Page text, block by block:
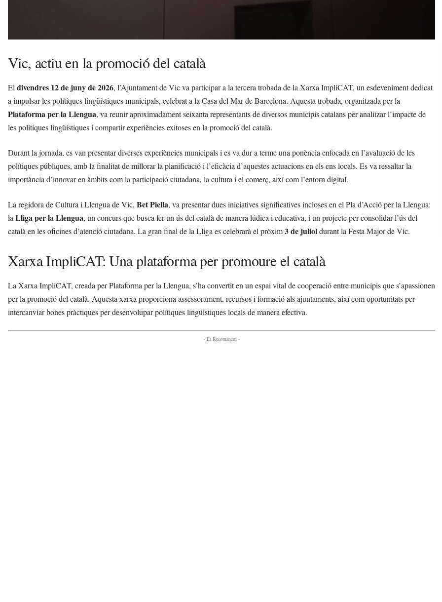
Vic, actiu en la promoció del català
El divendres 12 de juny de 2026, l’Ajuntament de Vic va participar a la tercera trobada de la Xarxa ImpliCAT, un esdeveniment dedicat
a impulsar les polítiques lingüístiques municipals, celebrat a la Casa del Mar de Barcelona. Aquesta trobada, organitzada per la
Plataforma per la Llengua, va reunir aproximadament seixanta representants de diversos municipis catalans per analitzar l’impacte de
les polítiques lingüístiques i compartir experiències exitoses en la promoció del català.
Durant la jornada, es van presentar diverses experiències municipals i es va dur a terme una ponència enfocada en l’avaluació de les
polítiques públiques, amb la finalitat de millorar la planificació i l’eficàcia d’aquestes actuacions en els ens locals. Es va ressaltar la
importància d’innovar en àmbits com la participació ciutadana, la cultura i el comerç, així com l’entorn digital.
La regidora de Cultura i Llengua de Vic, Bet Piella, va presentar dues iniciatives significatives incloses en el Pla d’Acció per la Llengua:
la Lliga per la Llengua, un concurs que busca fer un ús del català de manera lúdica i educativa, i un projecte per consolidar l’ús del
català en les oficines d’atenció ciutadana. La gran final de la Lliga es celebrarà el pròxim3 de julioldurant la Festa Major de Vic.
Xarxa ImpliCAT: Una plataforma per promoure el català
La Xarxa ImpliCAT, creada per Plataforma per la Llengua, s’ha convertit en un espai vital de cooperació entre municipis que s’apassionen
per la promoció del català. Aquesta xarxa proporciona assessorament, recursos i formació als ajuntaments, així com oportunitats per
intercanviar bones pràctiques per desenvolupar polítiques lingüístiques locals de manera efectiva.
- Et Recomanem -